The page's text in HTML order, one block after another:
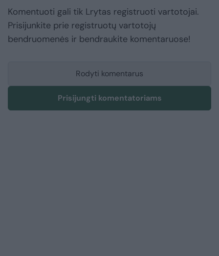
Komentuoti gali tik Lrytas registruoti vartotojai.
Prisijunkite prie registruotų vartotojų
bendruomenės ir bendraukite komentaruose!
Rodyti komentarus
Prisijungti komentatoriams